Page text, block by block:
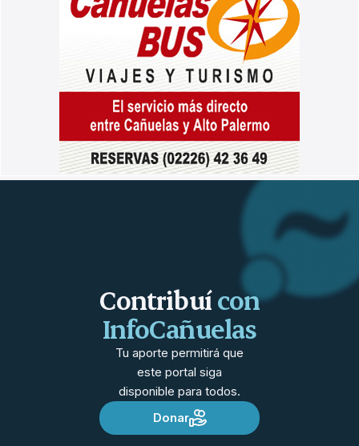
Contribuícon
InfoCañuelas
Tu aporte permitirá que
este portal siga
disponible para todos.
Donar